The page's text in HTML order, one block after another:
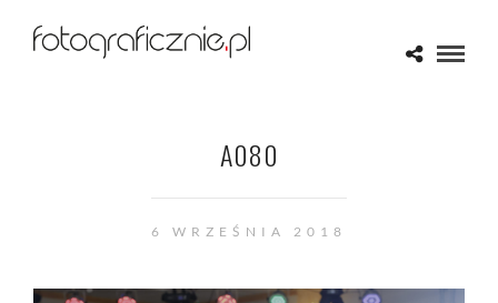
A080
6 WRZEŚNIA 2018